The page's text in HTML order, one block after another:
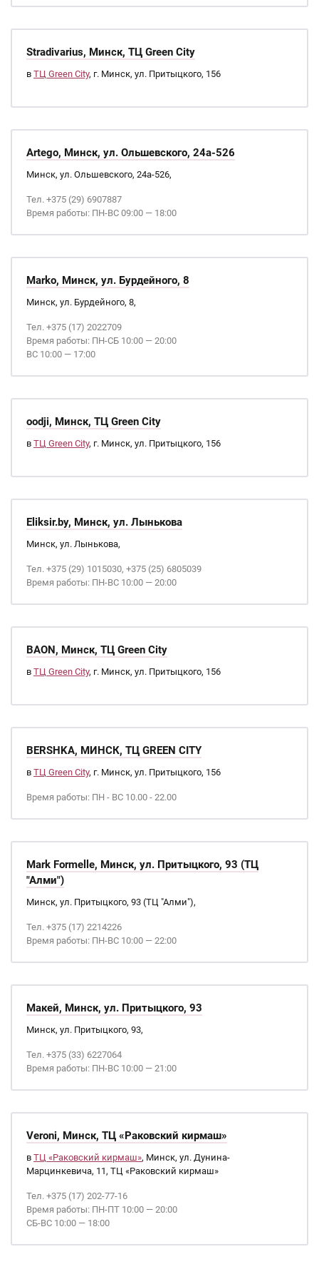
Stradivarius, Минск, ТЦ Green City
в ТЦ Green City, г. Минск, ул. Притыцкого, 156
Artego, Минск, ул. Ольшевского, 24а-526
Минск, ул. Ольшевского, 24а-526,
Тел. +375 (29) 6907887
Время работы: ПН-ВС 09:00 — 18:00
Marko, Минск, ул. Бурдейного, 8
Минск, ул. Бурдейного, 8,
Тел. +375 (17) 2022709
Время работы: ПН-СБ 10:00 — 20:00
ВС 10:00 — 17:00
oodji, Минск, ТЦ Green City
в ТЦ Green City, г. Минск, ул. Притыцкого, 156
Eliksir.by, Минск, ул. Лынькова
Минск, ул. Лынькова,
Тел. +375 (29) 1015030, +375 (25) 6805039
Время работы: ПН-ВС 10:00 — 20:00
BAON, Минск, ТЦ Green City
в ТЦ Green City, г. Минск, ул. Притыцкого, 156
BERSHKA, МИНСК, ТЦ GREEN CITY
в ТЦ Green City, г. Минск, ул. Притыцкого, 156
Время работы: ПН - ВС 10.00 - 22.00
Mark Formelle, Минск, ул. Притыцкого, 93 (ТЦ
"Алми")
Минск, ул. Притыцкого, 93 (ТЦ "Алми"),
Тел. +375 (17) 2214226
Время работы: ПН-ВС 10:00 — 22:00
Макей, Минск, ул. Притыцкого, 93
Минск, ул. Притыцкого, 93,
Тел. +375 (33) 6227064
Время работы: ПН-ВС 10:00 — 21:00
Veroni, Минск, ТЦ «Раковский кирмаш»
в ТЦ «Раковский кирмаш», Минск, ул. Дунина-
Марцинкевича, 11, ТЦ «Раковский кирмаш»
Тел. +375 (17) 202-77-16
Время работы: ПН-ПТ 10:00 — 20:00
СБ-ВС 10:00 — 18:00